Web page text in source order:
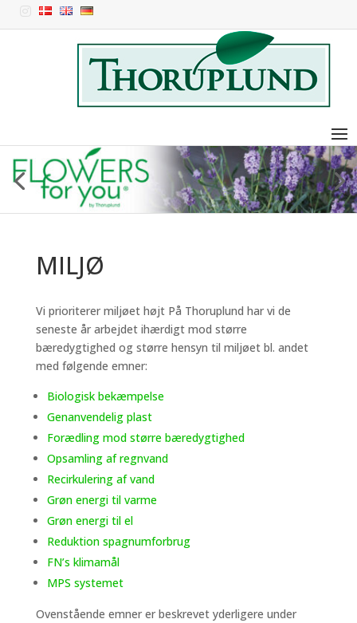
MILJØ
Vi prioriterer miljøet højt På Thoruplund har vi de
seneste år arbejdet ihærdigt mod større
bæredygtighed og større hensyn til miljøet bl. andet
med følgende emner:
Biologisk bekæmpelse
Genanvendelig plast
Forædling mod større bæredygtighed
Opsamling af regnvand
Recirkulering af vand
Grøn energi til varme
Grøn energi til el
Reduktion spagnumforbrug
FN’s klimamål
MPS systemet
Ovenstående emner er beskrevet yderligere under